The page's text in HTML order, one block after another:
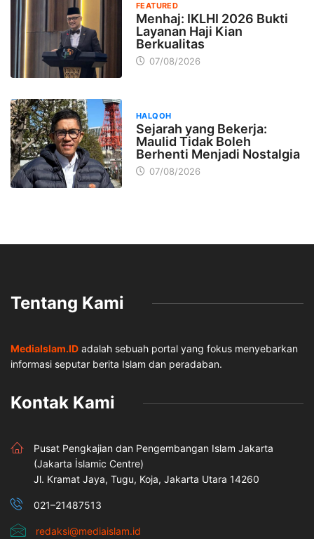
FEATURED
Menhaj: IKLHI 2026 Bukti
Layanan Haji Kian
Berkualitas
07/08/2026
HALQOH
Sejarah yang Bekerja:
Maulid Tidak Boleh
Berhenti Menjadi Nostalgia
07/08/2026
Tentang Kami
MediaIslam.ID adalah sebuah portal yang fokus menyebarkan
informasi seputar berita Islam dan peradaban.
Kontak Kami
Pusat Pengkajian dan Pengembangan Islam Jakarta
(Jakarta İslamic Centre)
Jl. Kramat Jaya, Tugu, Koja, Jakarta Utara 14260
021–21487513
redaksi@mediaislam.id